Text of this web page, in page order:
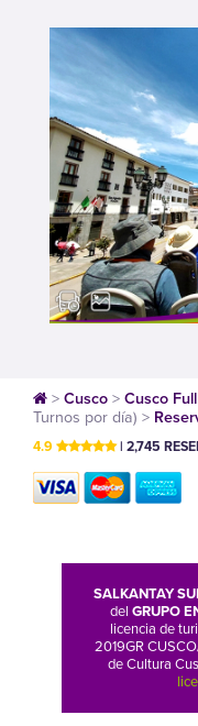
> Cusco > Cusco
Turnos por día) >
4.9 | 2,745
SALKANTAY
del GRUPO
licencia de
2019GR
de Cultura